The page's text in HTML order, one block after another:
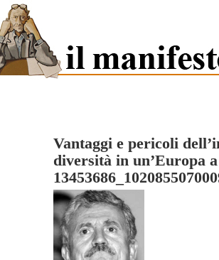
Vantaggi e pericoli
diversità in un’Europa